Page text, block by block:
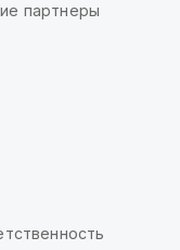
партнеры